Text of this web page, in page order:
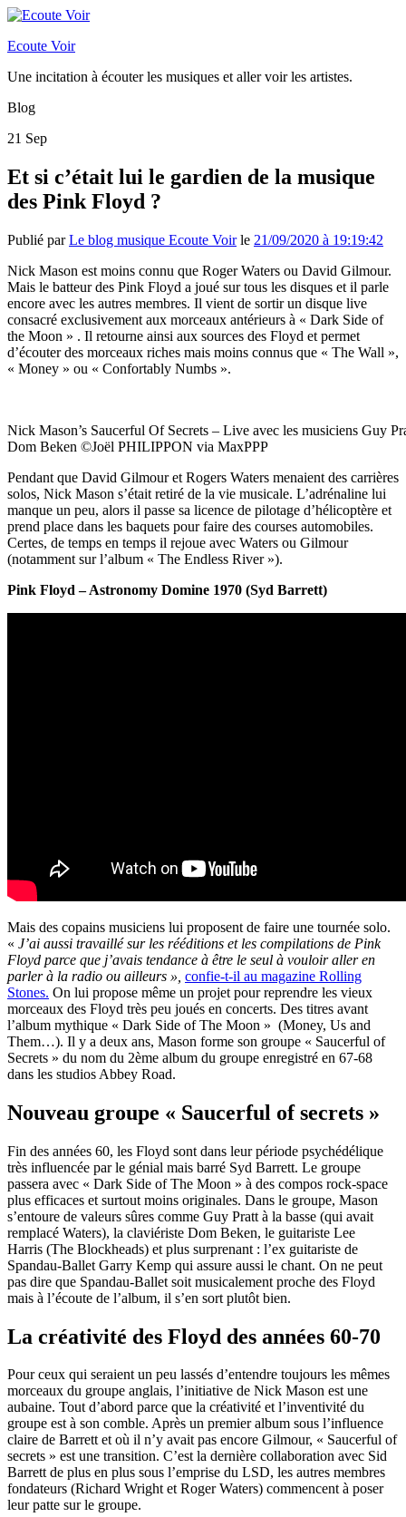
Ecoute Voir
Une incitation à écouter les musiques et aller voir les artistes.
Blog
21 Sep
Et si c’était lui le gardien de la musique
des Pink Floyd ?
Publié parLe blog musique Ecoute Voirle 21/09/2020 à 19:19:42
Nick Mason est moins connu que Roger Waters ou David Gilmour.
Mais le batteur des Pink Floyd a joué sur tous les disques et il parle
encore avec les autres membres. Il vient de sortir un disque live
consacré exclusivement aux morceaux antérieurs à « Dark Side of
the Moon » . Il retourne ainsi aux sources des Floyd et permet
d’écouter des morceaux riches mais moins connus que « The Wall »,
« Money » ou « Confortably Numbs ».
Nick Mason’s Saucerful Of Secrets – Live avec les musiciens Guy
Dom Beken ©Joël PHILIPPON via MaxPPP
Pendant que David Gilmour et Rogers Waters menaient des carrières
solos, Nick Mason s’était retiré de la vie musicale. L’adrénaline lui
manque un peu, alors il passe sa licence de pilotage d’hélicoptère et
prend place dans les baquets pour faire des courses automobiles.
Certes, de temps en temps il rejoue avec Waters ou Gilmour
(notamment sur l’album « The Endless River »).
Pink Floyd – Astronomy Domine 1970 (Syd Barrett)
Mais des copains musiciens lui proposent de faire une tournée solo.
« J’ai aussi travaillé sur les rééditions et les compilations de Pink
Floyd parce que j’avais tendance à être le seul à vouloir aller en
parler à la radio ou ailleurs », confie-t-il au magazine Rolling
Stones. On lui propose même un projet pour reprendre les vieux
morceaux des Floyd très peu joués en concerts. Des titres avant
l’album mythique « Dark Side of The Moon » (Money, Us and
Them…). Il y a deux ans, Mason forme son groupe « Saucerful of
Secrets » du nom du 2ème album du groupe enregistré en 67-68
dans les studios Abbey Road.
Nouveau groupe « Saucerful of secrets »
Fin des années 60, les Floyd sont dans leur période psychédélique
très influencée par le génial mais barré Syd Barrett. Le groupe
passera avec « Dark Side of The Moon » à des compos rock-space
plus efficaces et surtout moins originales. Dans le groupe, Mason
s’entoure de valeurs sûres comme Guy Pratt à la basse (qui avait
remplacé Waters), la claviériste Dom Beken, le guitariste Lee
Harris (The Blockheads) et plus surprenant : l’ex guitariste de
Spandau-Ballet Garry Kemp qui assure aussi le chant. On ne peut
pas dire que Spandau-Ballet soit musicalement proche des Floyd
mais à l’écoute de l’album, il s’en sort plutôt bien.
La créativité des Floyd des années 60-70
Pour ceux qui seraient un peu lassés d’entendre toujours les mêmes
morceaux du groupe anglais, l’initiative de Nick Mason est une
aubaine. Tout d’abord parce que la créativité et l’inventivité du
groupe est à son comble. Après un premier album sous l’influence
claire de Barrett et où il n’y avait pas encore Gilmour, « Saucerful of
secrets » est une transition. C’est la dernière collaboration avec Sid
Barrett de plus en plus sous l’emprise du LSD, les autres membres
fondateurs (Richard Wright et Roger Waters) commencent à poser
leur patte sur le groupe.